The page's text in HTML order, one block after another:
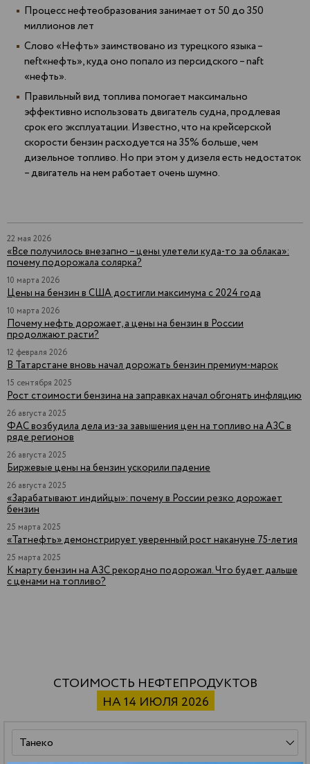
Процесс нефтеобразования занимает от 50 до 350
миллионов лет
Слово «Нефть» заимствовано из турецкого языка –
neft«нефть», куда оно попало из персидского – naft
«нефть».
Правильный вид топлива помогает максимально
эффективно использовать двигатель судна, продлевая
срок его эксплуатации. Известно, что на крейсерской
скорости бензин расходуется на 35% больше, чем
дизельное топливо. Но при этом у дизеля есть недостаток
– двигатель на нем работает очень шумно.
22 мая 2026
«Все получилось внезапно – цены улетели куда-то за облака»:
почему подорожала солярка?
10 марта 2026
Цены на бензин в США достигли максимума с 2024 года
10 марта 2026
Почему нефть дорожает, а цены на бензин в России
продолжают расти?
12 февраля 2026
В Татарстане вновь начал дорожать бензин премиум-марок
15 сентября 2025
Рост стоимости бензина на заправках начал обгонять инфляцию
26 августа 2025
ФАС возбудила дела из-за завышения цен на топливо на АЗС в
ряде регионов
26 августа 2025
Биржевые цены на бензин ускорили падение
26 августа 2025
«Зарабатывают индийцы»: почему в России резко дорожает
бензин
25 марта 2025
«Татнефть» демонстрирует уверенный рост накануне 75-летия
25 марта 2025
К марту бензин на АЗС рекордно подорожал. Что будет дальше
с ценами на топливо?
СТОИМОСТЬ НЕФТЕПРОДУКТОВ
НА 14 ИЮЛЯ 2026